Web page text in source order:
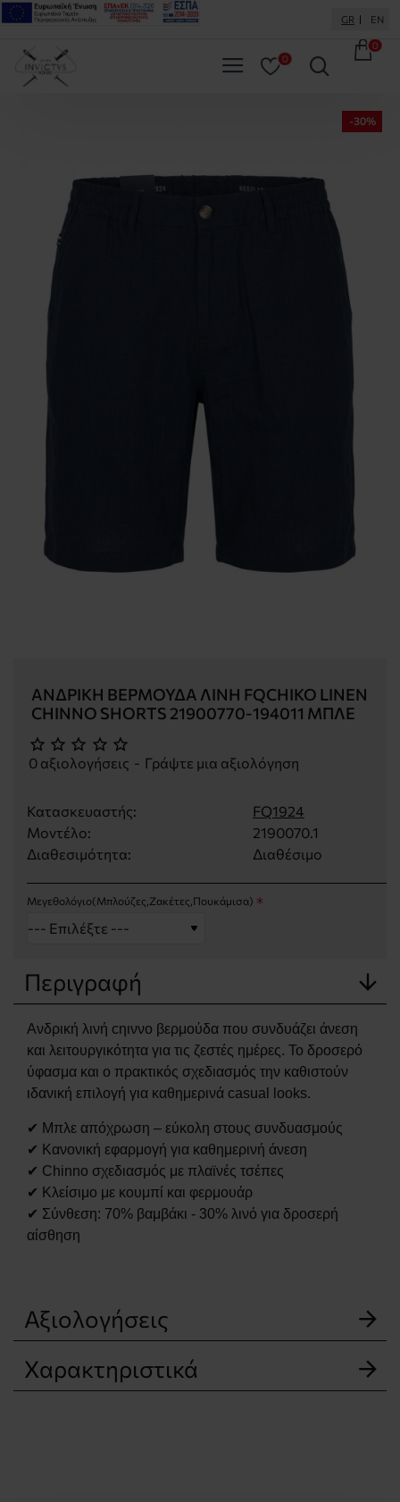
GR EN
0
0
-30%
ΑΝΔΡΙΚΉ ΒΕΡΜΟΎΔΑ ΛΙΝΉ FQCHIKO LINEN
CHINNO SHORTS 21900770-194011 ΜΠΛΕ
Κατασκευαστής:
FQ1924
Μοντέλο:
2190070.1
Διαθεσιμότητα:
Διαθέσιμο
0 αξιολογήσεις - Γράψτε μια αξιολόγηση
Μεγεθολόγιο(Μπλούζες,Ζακέτες,Πουκάμισα)
Περιγραφή
Ανδρική λινή cηιννο βερμούδα που συνδυάζει άνεση
και λειτουργικότητα για τις ζεστές ημέρες. Το δροσερό
ύφασμα και ο πρακτικός σχεδιασμός την καθιστούν
ιδανική επιλογή για καθημερινά casual looks.
✔ Μπλε απόχρωση – εύκολη στους συνδυασμούς
✔ Κανονική εφαρμογή για καθημερινή άνεση
✔ Chinno σχεδιασμός με πλαϊνές τσέπες
✔ Κλείσιμο με κουμπί και φερμουάρ
✔ Σύνθεση: 70% βαμβάκι - 30% λινό για δροσερή
αίσθηση
Αξιολογήσεις
Χαρακτηριστικά